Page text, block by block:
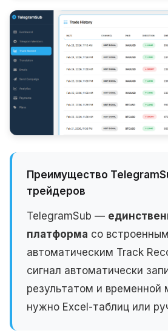
Преимущество
трейдеров
TelegramSub —
платформа со встроенным
автоматическим Track
сигнал автоматически
результатом и временной
нужно Excel-таблиц или